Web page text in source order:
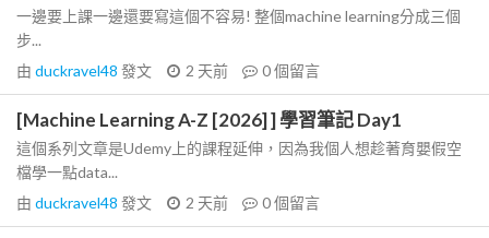
一邊要上課一邊還要寫這個不容易! 整個machine learning分成三個
步...
由 duckravel48 發文 2 天前 0個留言
[Machine Learning A-Z [2026] ] 學習筆記 Day1
這個系列文章是Udemy上的課程延伸，因為我個人想趁著育嬰假空
檔學一點data...
由 duckravel48 發文 2 天前 0個留言